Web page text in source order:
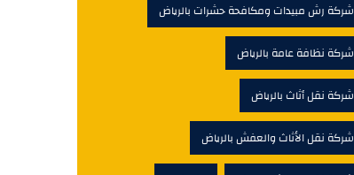
شركة رش مبيدات ومكافحة حشرات بالرياض
شركة نظافة عامة بالرياض
شركة نقل أثاث بالرياض
شركة نقل الأثاث والعفش بالرياض